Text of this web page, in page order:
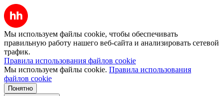
Мы используем файлы cookie, чтобы обеспечивать
правильную работу нашего веб-сайта и анализировать сетевой
трафик.
Правила использования файлов cookie
Мы используем файлы cookie. Правила использования
файлов cookie
Понятно